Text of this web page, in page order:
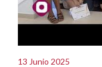
13 Junio 2025